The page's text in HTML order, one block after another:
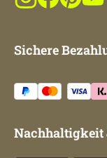
Sichere
Nachhaltigkeit